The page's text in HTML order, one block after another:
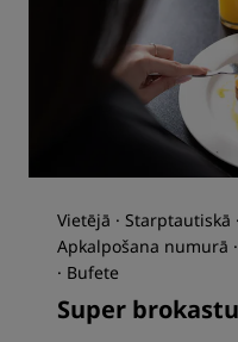
Vietējā · Starptautiskā
Apkalpošana numurā
· Bufete
Super